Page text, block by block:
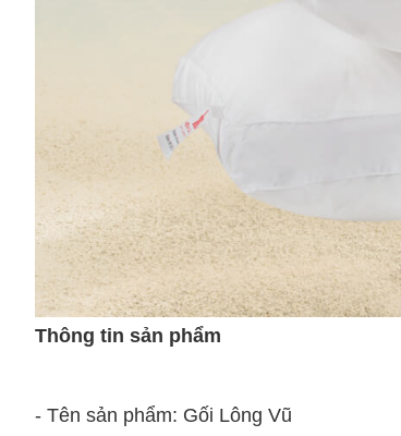
Thông tin sản phẩm
- Tên sản phẩm: Gối Lông Vũ